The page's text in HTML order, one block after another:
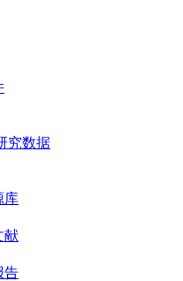
究数据
库
献
告